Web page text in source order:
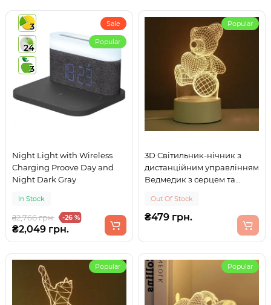
3
24
3
Sale
Popular
Night Light with Wireless
Charging Proove Day and
Night Dark Gray
In Stock
₴2,766 грн. -26 %
₴2,049 грн.
Popular
3D Світильник-нічник з
дистанційним управлінням
Ведмедик з серцем та
батарейок AA 16 кольорів
Out Of Stock
₴479 грн.
Popular Popular